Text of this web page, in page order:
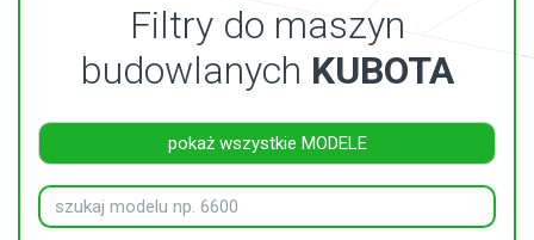
Filtry do maszyn
budowlanych KUBOTA
pokaż wszystkie MODELE